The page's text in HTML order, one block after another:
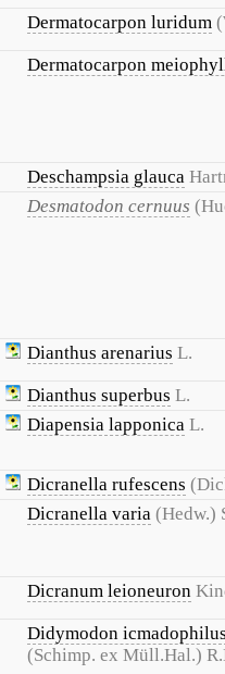
Dermatocarpon luridum
Dermatocarpon
Deschampsia glauca
Desmatodon cernuus
Dianthus arenarius L.
Dianthus superbus L.
Diapensia lapponica L.
Dicranella rufescens
Dicranella varia (Hedw.)
Dicranum leioneuron
Didymodon
(Schimp. ex Müll.Hal.)